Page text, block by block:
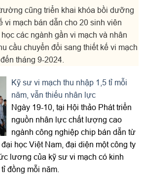
cũng triển khai khóa bồi dưỡng
vi mạch bán dẫn cho 20 sinh viên
các ngành gần vi mạch và nhân
cầu chuyển đổi sang thiết kế vi mạch
tháng 9-2024.
Kỹ sư vi mạch thu nhập 1,5 tỉ mỗi
năm, vẫn thiếu nhân lực
Ngày 19-10, tại Hội thảo Phát triển
nguồn nhân lực chất lượng cao
ngành công nghiệp chip bán dẫn từ
học Việt Nam, đại diện một công ty
lương của kỹ sư vi mạch có kinh
đồng mỗi năm.